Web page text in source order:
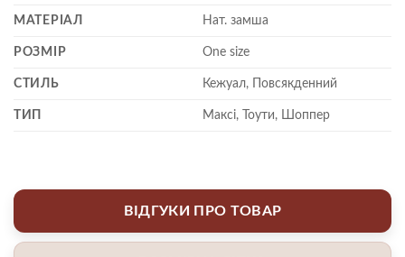
МАТЕРІАЛ Нат. замша
РОЗМІР One size
СТИЛЬ Кежуал, Повсякденний
ТИП Максі, Тоути, Шоппер
ВІДГУКИ ПРО ТОВАР